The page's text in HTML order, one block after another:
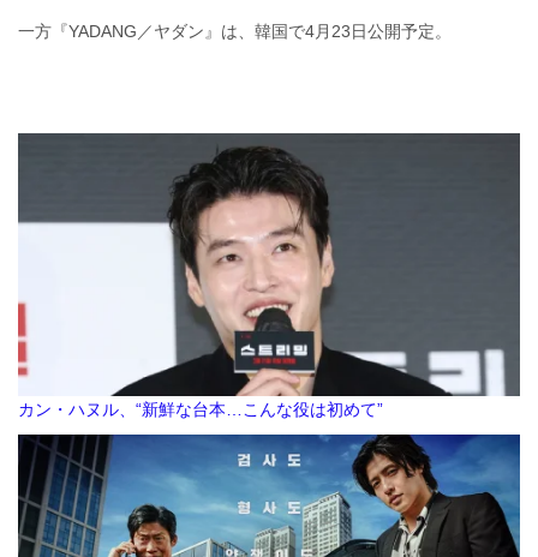
一方『YADANG／ヤダン』は、韓国で4月23日公開予定。
カン・ハヌル、“新鮮な台本…こんな役は初めて”